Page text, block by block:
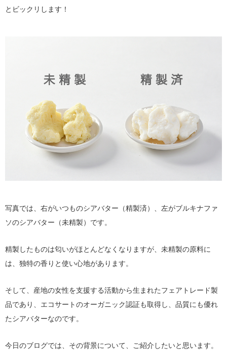
とビックリします！
写真では、右がいつものシアバター（精製済）、左がブルキナファ
ソのシアバター（未精製）です。
精製したものは匂いがほとんどなくなりますが、未精製の原料に
は、独特の香りと使い心地があります。
そして、産地の女性を支援する活動から生まれたフェアトレード製
品であり、エコサートのオーガニック認証も取得し、品質にも優れ
たシアバターなのです。
今日のブログでは、その背景について、ご紹介したいと思います。